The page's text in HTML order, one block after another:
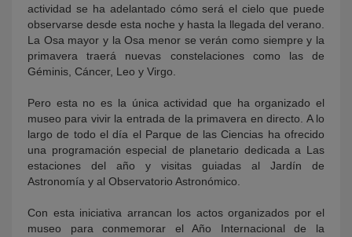
actividad se ha adelantado cómo será el cielo que puede
observarse desde esta noche y hasta la llegada del verano.
La Osa mayor y la Osa menor se verán como siempre y la
primavera traerá nuevas constelaciones como las de
Géminis, Cáncer, Leo y Virgo.
Pero esta no es la única actividad que ha organizado el
museo para vivir la entrada de la primavera en directo. A lo
largo de todo el día el Parque de las Ciencias ha ofrecido
una programación especial de planetario dedicada a Las
estaciones del año y visitas guiadas al Jardín de
Astronomía y al Observatorio Astronómico.
Con esta iniciativa arrancan los actos organizados por el
museo para conmemorar el Año Internacional de la